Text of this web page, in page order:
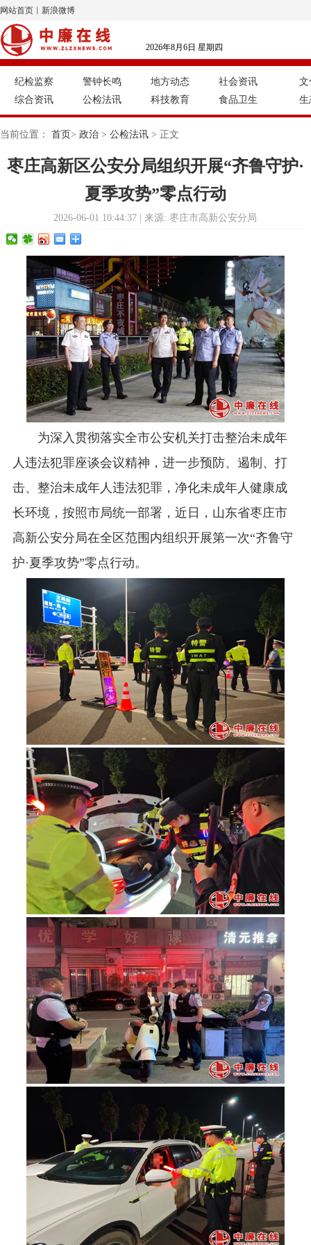
网站首页 新浪微博
2026年8月6日 星期四
纪检监察 警钟长鸣 地方动态
社会资讯
综合资讯
公检法讯 科技教育 食品卫生
文
生
当前位置： 首页> 政治 > 公检法讯 > 正文
枣庄高新区公安分局组织开展“齐鲁守护·
夏季攻势”零点行动
2026-06-01 10:44:37 | 来源: 枣庄市高新公安分局
为深入贯彻落实全市公安机关打击整治未成年
人违法犯罪座谈会议精神，进一步预防、遏制、打
击、整治未成年人违法犯罪，净化未成年人健康成
长环境，按照市局统一部署，近日，山东省枣庄市
高新公安分局在全区范围内组织开展第一次“齐鲁守
护·夏季攻势”零点行动。